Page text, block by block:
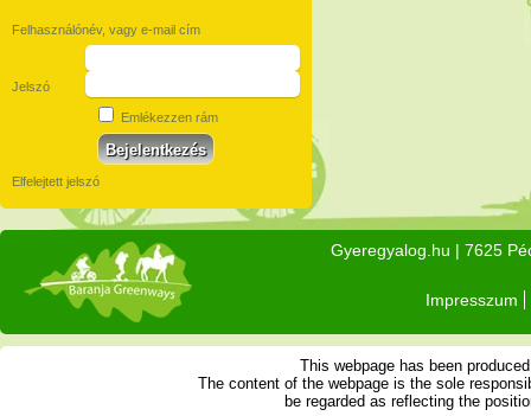
Felhasználónév, vagy e-mail cím
Jelszó
Emlékezzen rám
Elfelejtett jelszó
Gyeregyalog.hu | 7625
Impresszum
This webpage has been
The content of the webpage is the sole
be regarded as reflecting the